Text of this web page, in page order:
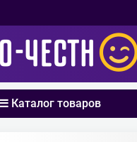
Каталог товаров